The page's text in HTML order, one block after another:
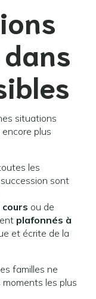
situations
plus
les
sont
ou de
plafonnés à
et écrite de la
familles ne
les plus